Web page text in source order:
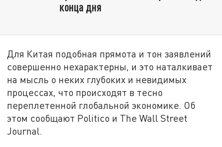
конца дня
Для Китая подобная прямота и тон заявлений
совершенно нехарактерны, и это наталкивает
на мысль о неких глубоких и невидимых
процессах, что происходят в тесно
переплетенной глобальной экономике. Об
этом сообщают Politico и The Wall Street
Journal.